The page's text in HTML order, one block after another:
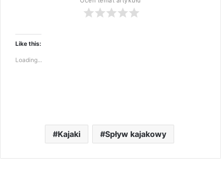
Like this:
Loading...
Kajaki Spływ kajakowy